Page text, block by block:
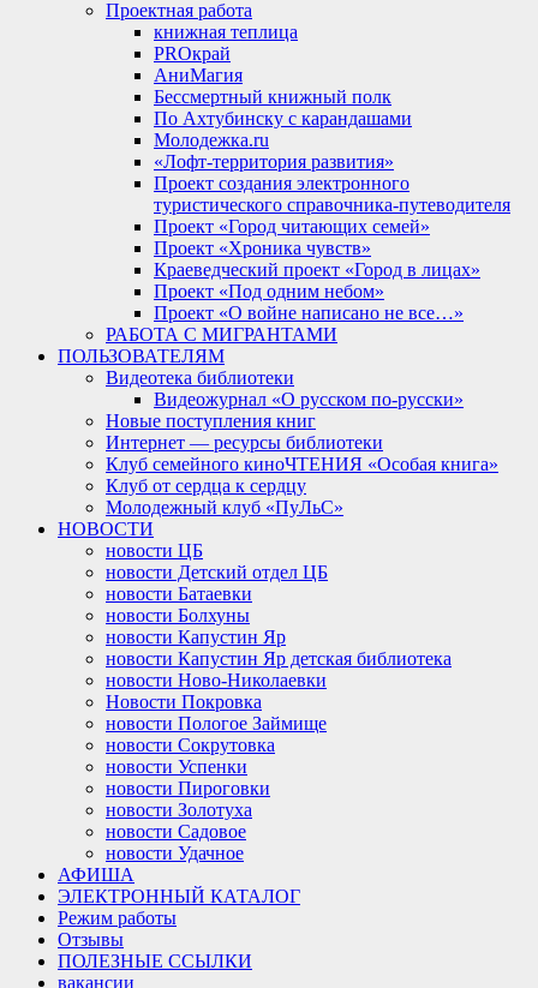
Проектная работа
книжная теплица
PROкрай
АниМагия
Бессмертный книжный полк
По Ахтубинску с карандашами
Молодежка.ru
«Лофт-территория развития»
Проект создания электронного
туристического справочника-путеводителя
Проект «Город читающих семей»
Проект «Хроника чувств»
Краеведческий проект «Город в лицах»
Проект «Под одним небом»
Проект «О войне написано не все…»
РАБОТА С МИГРАНТАМИ
ПОЛЬЗОВАТЕЛЯМ
Видеотека библиотеки
Видеожурнал «О русском по-русски»
Новые поступления книг
Интернет — ресурсы библиотеки
Клуб семейного киноЧТЕНИЯ «Особая книга»
Клуб от сердца к сердцу
Молодежный клуб «ПуЛьС»
НОВОСТИ
новости ЦБ
новости Детский отдел ЦБ
новости Батаевки
новости Болхуны
новости Капустин Яр
новости Капустин Яр детская библиотека
новости Ново-Николаевки
Новости Покровка
новости Пологое Займище
новости Сокрутовка
новости Успенки
новости Пироговки
новости Золотуха
новости Садовое
новости Удачное
АФИША
ЭЛЕКТРОННЫЙ КАТАЛОГ
Режим работы
Отзывы
ПОЛЕЗНЫЕ ССЫЛКИ
вакансии